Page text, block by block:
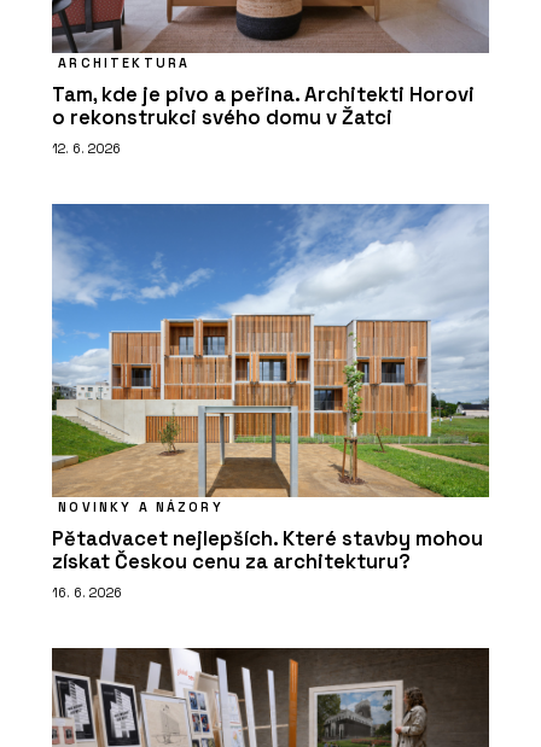
ARCHITEKTURA
Tam, kde je pivo a peřina. Architekti Horovi
o rekonstrukci svého domu v Žatci
12. 6. 2026
NOVINKY A NÁZORY
Pětadvacet nejlepších. Které stavby mohou
získat Českou cenu za architekturu?
16. 6. 2026